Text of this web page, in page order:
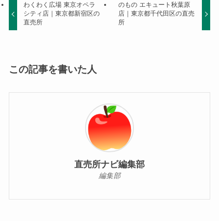
わくわく広場 東京オペラ
シティ店｜東京都新宿区の
直売所
のもの エキュート秋葉原
店｜東京都千代田区の直売
所
この記事を書いた人
直売所ナビ編集部
編集部